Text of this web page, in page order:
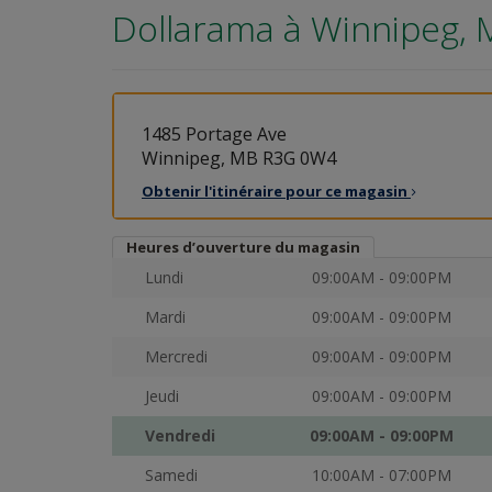
Dollarama à Winnipeg,
1485 Portage Ave
Winnipeg, MB R3G 0W4
Obtenir l'itinéraire pour ce magasin
Heures d’ouverture du magasin
Lundi
09:00AM - 09:00PM
Mardi
09:00AM - 09:00PM
Mercredi
09:00AM - 09:00PM
Jeudi
09:00AM - 09:00PM
Vendredi
09:00AM - 09:00PM
Samedi
10:00AM - 07:00PM